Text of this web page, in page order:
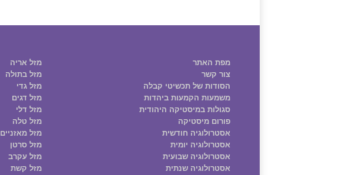
מזל אריה
מזל בתולה
מזל גדי
מזל דגים
מזל דלי
מזל טלה
מזל מאזניים
מזל סרטן
מזל עקרב
מזל קשת
מפת האתר
צור קשר
הסודות של תכשיטי קבלה
משמעות הקמעות ביהדות
סגולות במיסטיקה היהודית
פורום מיסטיקה
אסטרולוגיה חודשית
אסטרולוגיה יומית
אסטרולוגיה שבועית
אסטרולוגיה שנתית